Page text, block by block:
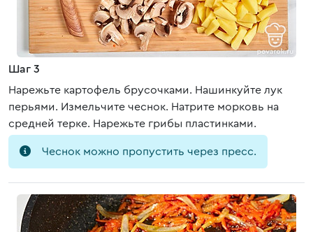
Шаг 3
Нарежьте картофель брусочками. Нашинкуйте лук
перьями. Измельчите чеснок. Натрите морковь на
средней терке. Нарежьте грибы пластинками.
Чеснок можно пропустить через пресс.